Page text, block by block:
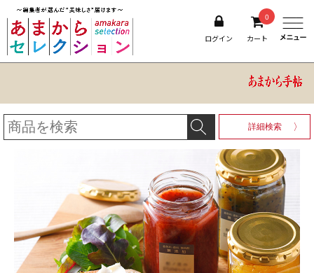
ログイン
0
カート
詳細検索